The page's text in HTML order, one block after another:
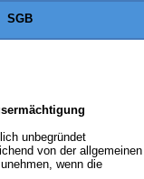
SGB
unbegründet
von der allgemeinen
wenn die